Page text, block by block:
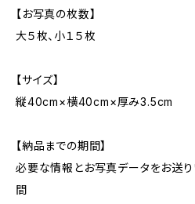
【お写真の枚数】
大５枚、小１５枚
【サイズ】
縦40cm×横40cm×厚み3.5cm
【納品までの期間】
必要な情報とお写真データをお送
間